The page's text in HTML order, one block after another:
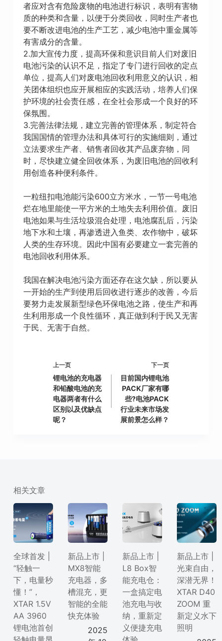
者应对含有危险废物的电池进行标识，表明有害物
质的种类和含量，以便于分类回收，同时生产者也
要不断改进电池的生产工艺，减少电池中重金属等
有害成分的含量。
2.加大宣传力度，提高环保和意识目前人们对废旧
电池污染的认识不足，指定了专门进行回收的定点
单位，提高人们对废电池回收利用意义的认识，相
关团体组织也应开展相应的实践活动，培养人们保
护环境的社会责任感，在全社会形成一个良好的环
保氛围。
3.完善法律法规，建立完善的管理体系，制定符合
我国国情的管理办法和具体可行的实施细则，通过
立法要求生产者、销售者回收其产品废弃物，同
时，尽快建立健全回收体系，为废旧电池的回收利
用创造各种便利条件。
一粒纽扣电池能污染600立方米水，一节一号电池
烂在地里能使一平方米的土地失去利用价值。废旧
电池如果与生活垃圾混合处理，电池腐乱后，污染
地下水和土壤，再渗透进入鱼类、农作物中，破坏
人类的生存环境。因此中国有必要建立一套完善的
电池回收利用体系。
我国在解决电池污染方面还存在这欠缺，所以要从
一开始的生产到使用后回收进行逐步的改善，今后
要努力走发展新型绿色环保电池之路，使生产和再
生利用形成一个良性循环，真正做到利于民又无害
于民、无害于自然。
上一页
锂电池的充电器
和铅酸电池的充
电器两者有什么
区别以及优缺点
呢？
下一页
目前国内锂电池
PACK厂家有哪
些?电池PACK
行业未来市场发
展前景怎么样？
相关文章
全球首发 |
“轻触一
下，电量秒
懂！”，
XTAR 1.5V
AA 3960
锂电池首创
新品上市 |
MX8智能
充电器，多
槽混充，更
智能的全能
快充体验
2025
新品上市 |
L8 Box智
能充电仓：
一盒搞定电
池充电与收
纳，重新定
义便捷充电
新品上市 |
光束自由，
深潜无界！
XTAR D40
ZOOM 重
新定义水下
照明